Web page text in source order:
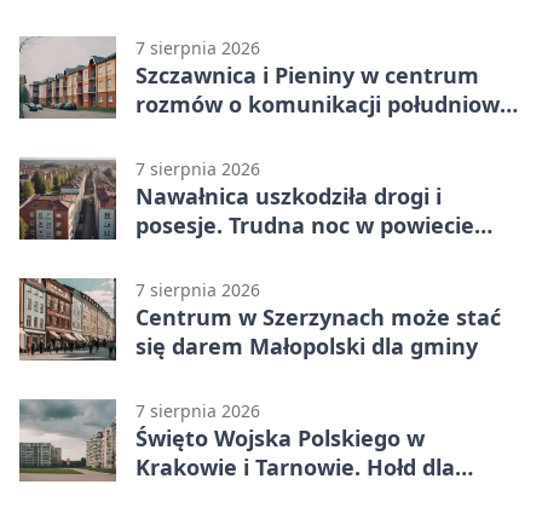
7 sierpnia 2026
Szczawnica i Pieniny w centrum
rozmów o komunikacji południowej
7 sierpnia 2026
Nawałnica uszkodziła drogi i
posesje. Trudna noc w powiecie
7 sierpnia 2026
Centrum w Szerzynach może stać
się darem Małopolski dla gminy
7 sierpnia 2026
Święto Wojska Polskiego w
Krakowie i Tarnowie. Hołd dla